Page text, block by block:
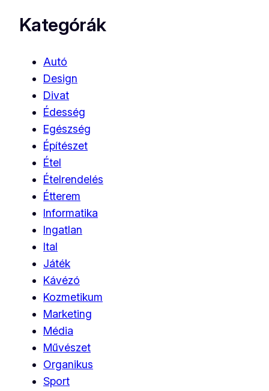
Kategórák
Autó
Design
Divat
Édesség
Egészség
Építészet
Étel
Ételrendelés
Étterem
Informatika
Ingatlan
Ital
Játék
Kávézó
Kozmetikum
Marketing
Média
Művészet
Organikus
Sport